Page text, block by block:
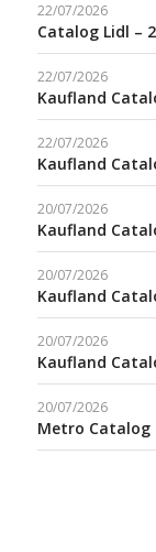
22/07/2026
Catalog Lidl –
22/07/2026
Kaufland
22/07/2026
Kaufland
20/07/2026
Kaufland
20/07/2026
Kaufland
20/07/2026
Kaufland
20/07/2026
Metro Catalog